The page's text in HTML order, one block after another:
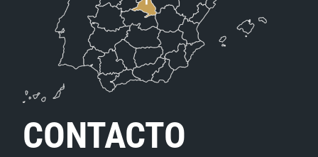
CONTACTO